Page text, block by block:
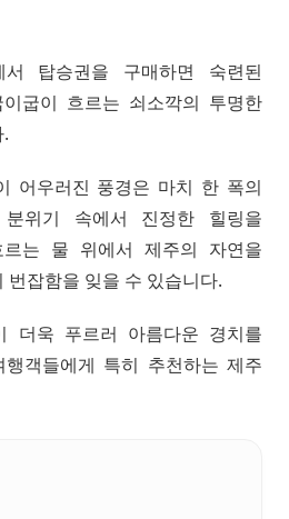
탑승권을 구매하면 숙련된
굽이 흐르는 쇠소깍의 투명한
어우러진 풍경은 마치 한 폭의
위기 속에서 진정한 힐링을
는 물 위에서 제주의 자연을
번잡함을 잊을 수 있습니다.
더욱 푸르러 아름다운 경치를
객들에게 특히 추천하는 제주